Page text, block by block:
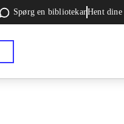
Spørg en bibliotekarHent